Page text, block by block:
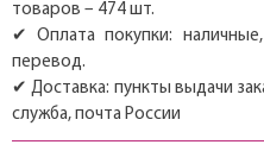
товаров – 474 шт.
✔ Оплата покупки: наличные,
перевод.
✔ Доставка: пункты выдачи
служба, почта России